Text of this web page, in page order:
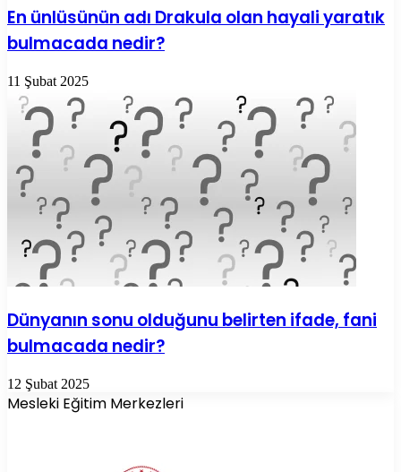
En ünlüsünün adı Drakula olan hayali yaratık
bulmacada nedir?
11 Şubat 2025
Dünyanın sonu olduğunu belirten ifade, fani
bulmacada nedir?
12 Şubat 2025
Mesleki Eğitim Merkezleri